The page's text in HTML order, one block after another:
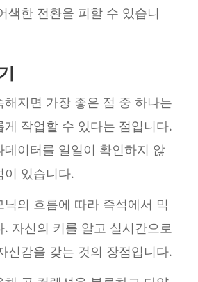
색한 전환을 피할 수 있습니
해지면 가장 좋은 점 중 하나는
작업할 수 있다는 점입니다.
데이터를 일일이 확인하지 않
이 있습니다.
의 흐름에 따라 즉석에서 믹
. 자신의 키를 알고 실시간으로
신감을 갖는 것의 장점입니다.